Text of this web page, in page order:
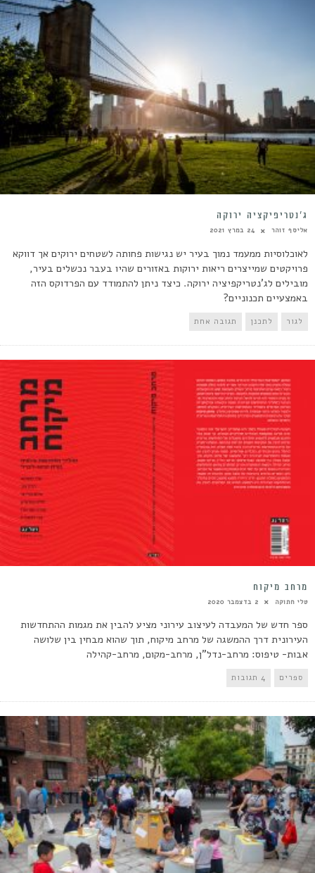
ג’נטריפיקציה ירוקה
אליסף זוהר 24 במרץ 2021
לאוכלוסיות ממעמד נמוך בעיר יש נגישות פחותה לשטחים ירוקים אך דווקא
פרויקטים שמייצרים ריאות ירוקות באזורים שהיו בעבר נכשלים בעיר,
מובילים לג'נטריקפיציה ירוקה. כיצד ניתן להתמודד עם הפרדוקס הזה
באמצעיים תכנוניים?
לגור לתכנן תגובה אחת
מרחב מיקוח
טלי חתוקה 2 בדצמבר 2020
ספר חדש של המעבדה לעיצוב עירוני מציע להבין את מגמות ההתחדשות
העירונית דרך ההמשגה של מרחב מיקוח, תוך שהוא מבחין בין שלושה
אבות- טיפוס: מרחב-נדל"ן, מרחב-מקום, מרחב-קהילה
ספרים 4 תגובות